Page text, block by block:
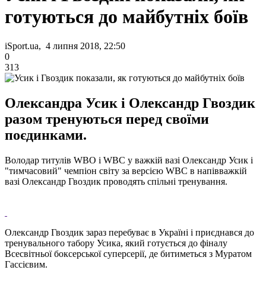
готуються до майбутніх боїв
iSport.ua, 4 липня 2018, 22:50
0
313
Олександра Усик і Олександр Гвоздик
разом тренуються перед своїми
поєдинками.
Володар титулів WBO і WBC у важкій вазі Олександр Усик і
"тимчасовий" чемпіон світу за версією WBC в напівважкій
вазі Олександр Гвоздик проводять спільні тренування.
Олександр Гвоздик зараз перебуває в Україні і приєднався до
тренувального табору Усика, який готується до фіналу
Всесвітньої боксерської суперсерії, де битиметься з Муратом
Гассієвим.